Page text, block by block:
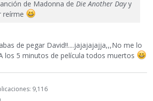
de Madonna de Die Another Dayy
reírme
de pegar David!!....jajajajajja,,,No me lo
los 5 minutos de película todos muertos
9,116